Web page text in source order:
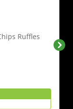
Ruffles